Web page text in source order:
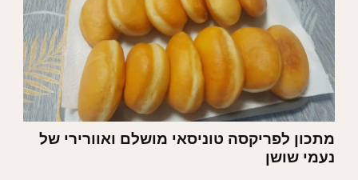
מתכון לפריקסה טוניסאי מושלם ואוורירי של
נעמי שושן